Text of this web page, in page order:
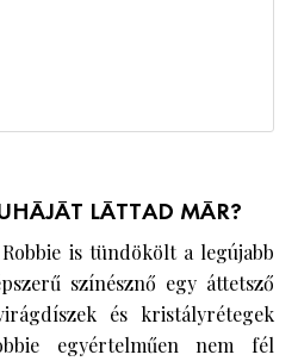
LÁTTAD MÁR?
is tündökölt a legújabb
színésznő egy áttetsző
és kristályrétegek
egyértelműen nem fél